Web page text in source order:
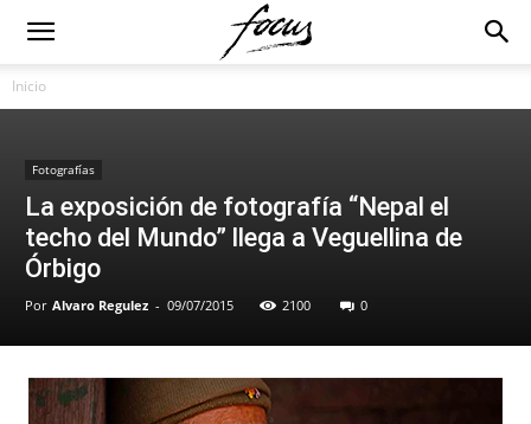
Inicio
Fotografías
La exposición de fotografía “Nepal el
techo del Mundo” llega a Veguellina de
Órbigo
Por Alvaro Regulez - 09/07/2015 2100 0